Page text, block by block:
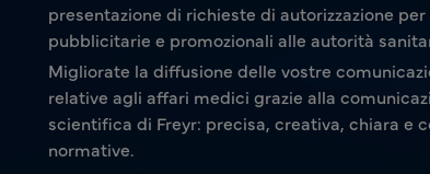
presentazione di richieste di autorizzazione
pubblicitarie e promozionali alle autorità
Migliorate la diffusione delle vostre
relative agli affari medici grazie alla
scientifica di Freyr: precisa, creativa, chiara e
normative.